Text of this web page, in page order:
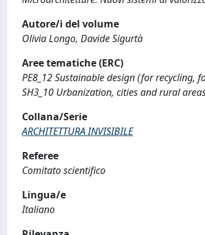
Autore/i del volume
Olivia Longo, Davide Sigurtà
Aree tematiche (ERC)
PE8_12 Sustainable design (for recycling,
SH3_10 Urbanization, cities and rural
Collana/Serie
ARCHITETTURA INVISIBILE
Referee
Comitato scientifico
Lingua/e
Italiano